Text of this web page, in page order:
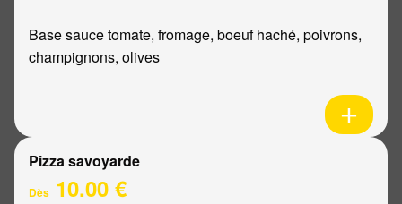
Base sauce tomate, fromage, boeuf haché, poivrons,
champignons, olives
Pizza savoyarde
Dès 10.00 €